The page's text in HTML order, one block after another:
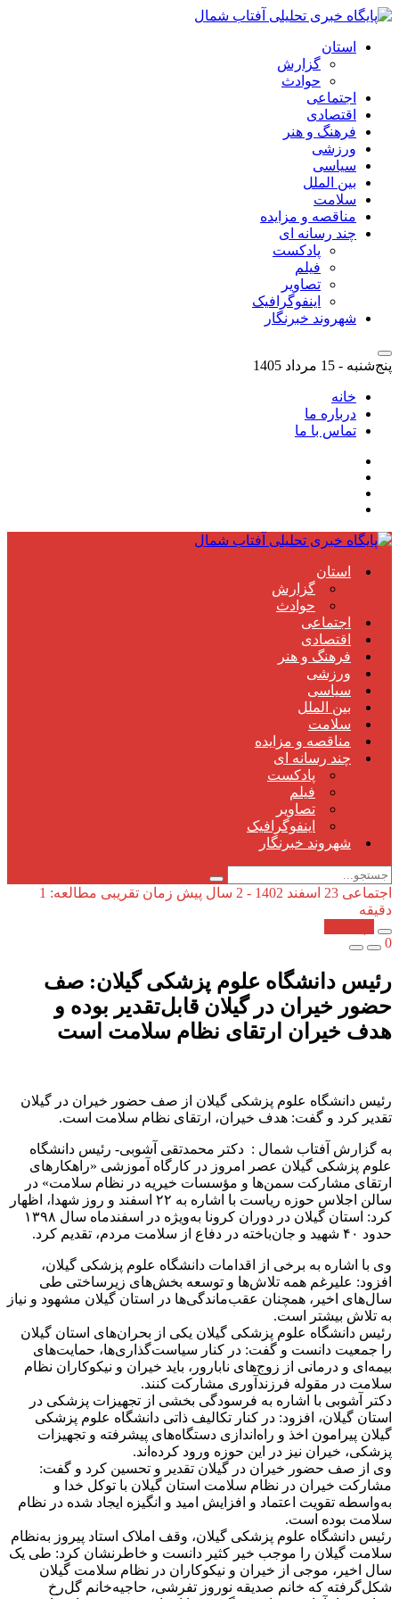
استان
گزارش
حوادث
اجتماعی
اقتصادی
فرهنگ و هنر
ورزشی
سیاسی
بین الملل
سلامت
مناقصه و مزایده
چند رسانه ای
پادکست
فیلم
تصاویر
اینفوگرافیک
شهروند خبرنگار
پنج‌شنبه - 15 مرداد 1405
خانه
درباره ما
تماس با ما
استان
گزارش
حوادث
اجتماعی
اقتصادی
فرهنگ و هنر
ورزشی
سیاسی
بین الملل
سلامت
مناقصه و مزایده
چند رسانه ای
پادکست
فیلم
تصاویر
اینفوگرافیک
شهروند خبرنگار
اجتماعی 23 اسفند 1402 - 2 سال پیش
زمان تقریبی مطالعه: 1
دقیقه
0
رئیس دانشگاه علوم پزشکی گیلان: صف
حضور خیران در گیلان قابل‌تقدیر بوده و
هدف خیران ارتقای نظام سلامت است
رئیس دانشگاه علوم پزشکی گیلان از صف حضور خیران در گیلان
تقدیر کرد و گفت: هدف خیران، ارتقای نظام سلامت است.
به گزارش آفتاب شمال : دکتر محمدتقی آشوبی- رئیس دانشگاه
علوم پزشکی گیلان عصر امروز در کارگاه آموزشی «راهکارهای
ارتقای مشارکت سمن‌ها و مؤسسات خیریه در نظام سلامت» در
سالن اجلاس حوزه ریاست با اشاره به ۲۲ اسفند و روز شهدا، اظهار
کرد: استان گیلان در دوران کرونا به‌ویژه در اسفندماه سال ۱۳۹۸
حدود ۴۰ شهید و جان‌باخته در دفاع از سلامت مردم، تقدیم کرد.
وی با اشاره به برخی از اقدامات دانشگاه علوم پزشکی گیلان،
افزود: علیرغم همه تلاش‌ها و توسعه بخش‌های زیرساختی طی
سال‌های اخیر، همچنان عقب‌ماندگی‌ها در استان گیلان مشهود و نیاز
به تلاش بیشتر است.
رئیس دانشگاه علوم پزشکی گیلان یکی از بحران‌های استان گیلان
را جمعیت دانست و گفت: در کنار سیاست‌گذاری‌ها، حمایت‌های
بیمه‌ای و درمانی از زوج‌های نابارور، باید خیران و نیکوکاران نظام
سلامت در مقوله فرزندآوری مشارکت کنند.
دکتر آشوبی با اشاره به فرسودگی بخشی از تجهیزات پزشکی در
استان گیلان، افزود: در کنار تکالیف ذاتی دانشگاه علوم پزشکی
گیلان پیرامون اخذ و راه‌اندازی دستگاه‌های پیشرفته و تجهیزات
پزشکی، خیران نیز در این حوزه ورود کرده‌اند.
وی از صف حضور خیران در گیلان تقدیر و تحسین کرد و گفت:
مشارکت خیران در نظام سلامت استان گیلان با توکل خدا و
به‌واسطه تقویت اعتماد و افزایش امید و انگیزه ایجاد شده در نظام
سلامت بوده است.
رئیس دانشگاه علوم پزشکی گیلان، وقف املاک استاد پیروز به‌نظام
سلامت گیلان را موجب خیر کثیر دانست و خاطرنشان کرد: طی یک
سال اخیر، موجی از خیران و نیکوکاران در نظام سلامت گیلان
شکل‌گرفته که خانم صدیقه نوروز تفرشی، حاجیه‌خانم گل‌رخ